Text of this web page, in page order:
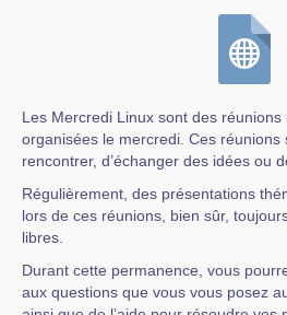
Les Mercredi Linux sont des
organisées le mercredi. Ces réunions
rencontrer, d’échanger des idées ou
Régulièrement, des présentations
lors de ces réunions, bien sûr,
libres.
Durant cette permanence, vous
aux questions que vous vous posez